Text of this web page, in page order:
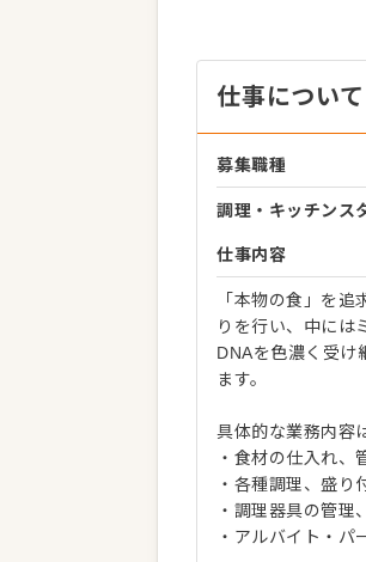
仕事について
募集職種
調理・キッチンス
仕事内容
「本物の食」を
りを行い、中には
DNAを色濃く受け
ます。
具体的な業務内容
・食材の仕入れ、
・各種調理、盛り
・調理器具の管理
・アルバイト・パ